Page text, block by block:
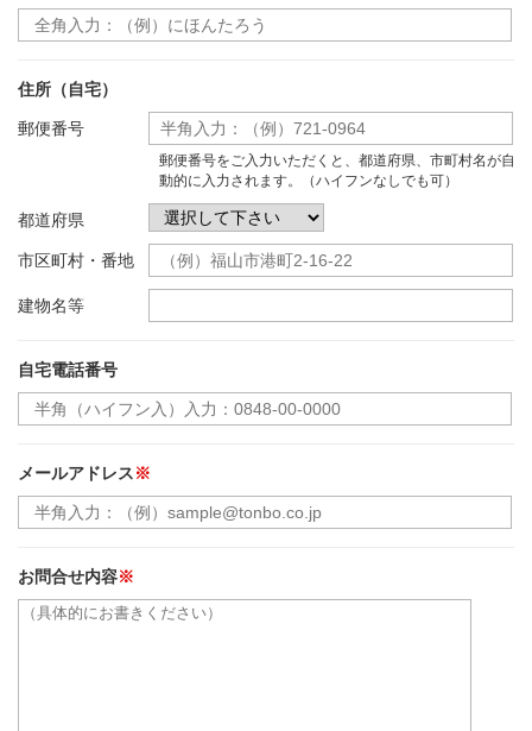
住所（自宅）
郵便番号
郵便番号をご入力いただくと、都道府県、市町村名が自
動的に入力されます。（ハイフンなしでも可）
都道府県
市区町村・番地
建物名等
自宅電話番号
メールアドレス ※
お問合せ内容※